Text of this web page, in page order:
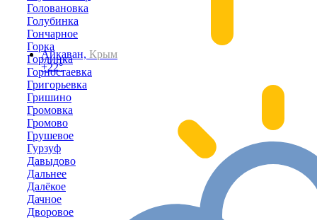
Айкаван, Крым
+22°
Головановка
Голубинка
Гончарное
Горка
Горлинка
Горностаевка
Григорьевка
Гришино
Громовка
Громово
Грушевое
Гурзуф
Давыдово
Дальнее
Далёкое
Дачное
Дворовое